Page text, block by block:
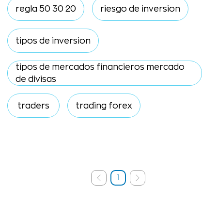
regla 50 30 20 riesgo de inversion
tipos de inversion
tipos de mercados financieros mercado
de divisas
traders trading forex
1